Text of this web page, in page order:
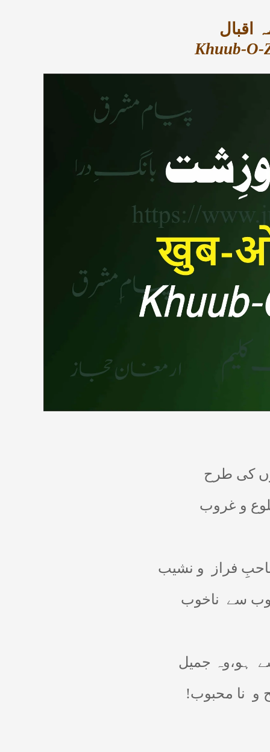
اقبال
Khuub-O-
کی طرح
و غروب
فراز
و نشیب
سے ناخوب
ہو،وہ جمیل
و
نا محبوب!